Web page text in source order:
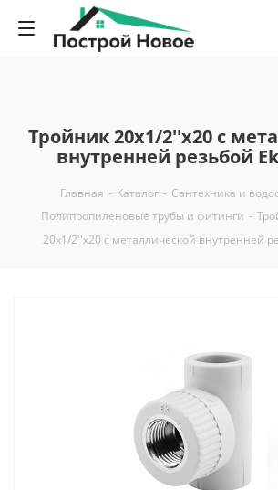
Тройник 20x1/2''x20 с
внутренней резьбой
Главная - Каталог - Сантехника и
Полипропиленовые трубы и фитинги -
20x1/2''x20 с металлической внутренней